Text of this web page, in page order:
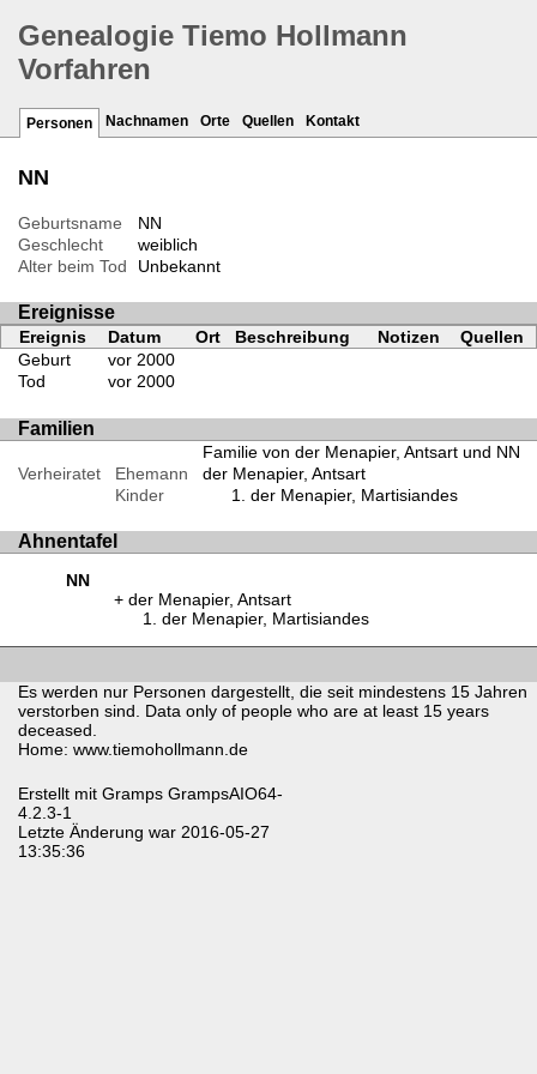
Genealogie Tiemo Hollmann
Vorfahren
Personen Nachnamen Orte Quellen Kontakt
NN
Geburtsname
NN
Geschlecht
weiblich
Alter beim Tod
Unbekannt
Ereignisse
Ereignis Datum Ort Beschreibung Notizen
Quellen
Geburt
vor 2000
Tod
vor 2000
Familien
Familie von der Menapier, Antsart und NN
Verheiratet
Ehemann
der Menapier, Antsart
Kinder
der Menapier, Martisiandes
Ahnentafel
NN
der Menapier, Antsart
der Menapier, Martisiandes
Es werden nur Personen dargestellt, die seit mindestens 15 Jahren
verstorben sind. Data only of people who are at least 15 years
deceased.
Home: www.tiemohollmann.de
Erstellt mit Gramps GrampsAIO64-
4.2.3-1
Letzte Änderung war 2016-05-27
13:35:36